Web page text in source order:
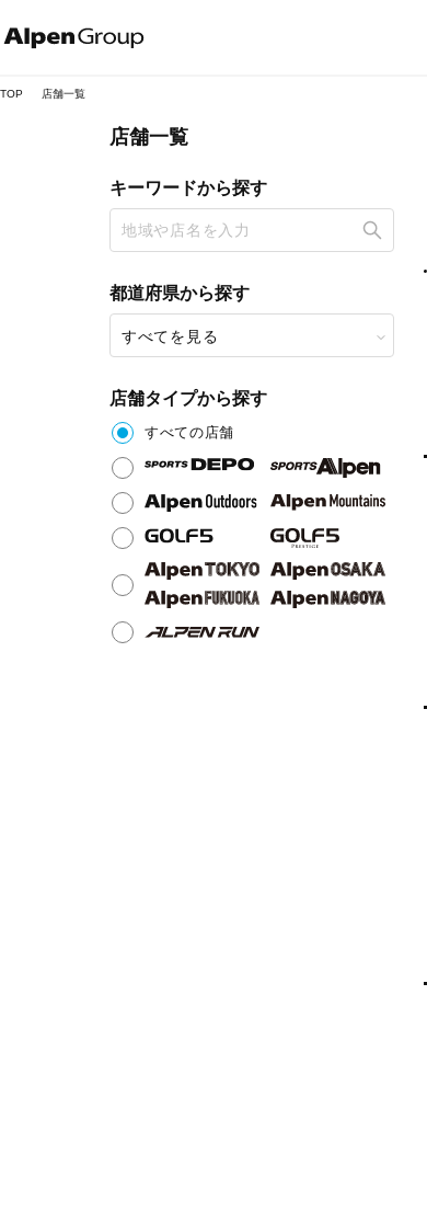
TOP 店舗一覧
店舗一覧
キーワードから探す
都道府県から探す
すべてを見る
店舗タイプから探す
すべての店舗